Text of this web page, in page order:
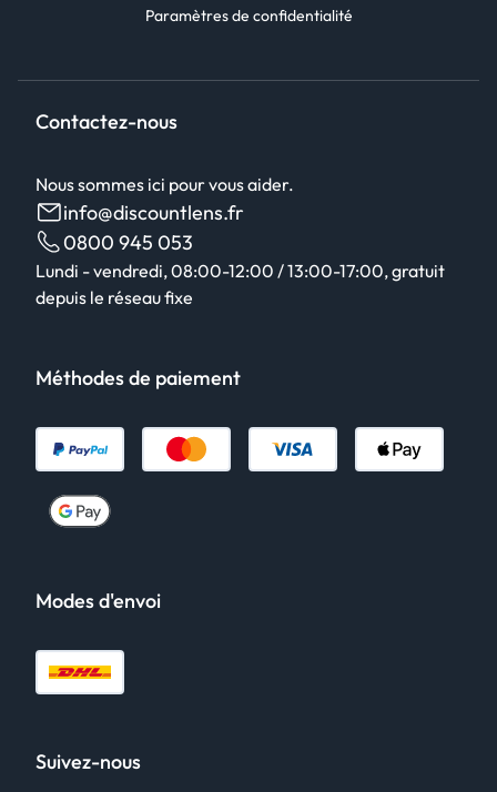
Paramètres de confidentialité
Contactez-nous
Nous sommes ici pour vous aider.
info@discountlens.fr
0800 945 053
Lundi - vendredi, 08:00-12:00 / 13:00-17:00, gratuit
depuis le réseau fixe
Méthodes de paiement
Modes d'envoi
Suivez-nous